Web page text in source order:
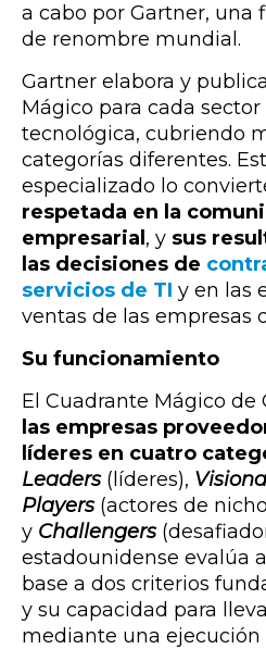
a cabo por Gartner, una
de renombre mundial.
Gartner elabora y
Mágico para cada
tecnológica, cubriendo
categorías diferentes.
especializado lo
respetada en la
empresarial, y sus
las decisiones de
servicios de TI y en las
ventas de las empresas
Su funcionamiento
El Cuadrante Mágico de
las empresas
líderes en cuatro
Leaders (líderes),
Players (actores de
y Challengers
estadounidense evalúa
base a dos criterios
y su capacidad para
mediante una ejecución